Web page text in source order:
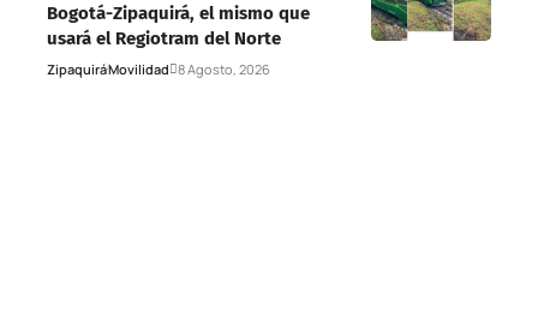
Bogotá-Zipaquirá, el mismo que
usará el Regiotram del Norte
ZipaquiráMovilidad 8 Agosto, 2026